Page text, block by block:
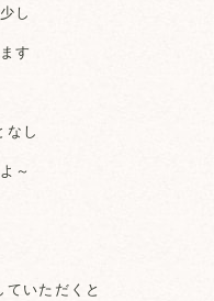
し
す
なし
～
いただくと